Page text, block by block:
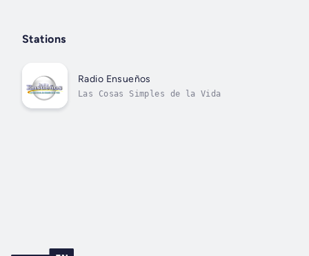
Stations
Radio Ensueños
Las Cosas Simples de la Vida